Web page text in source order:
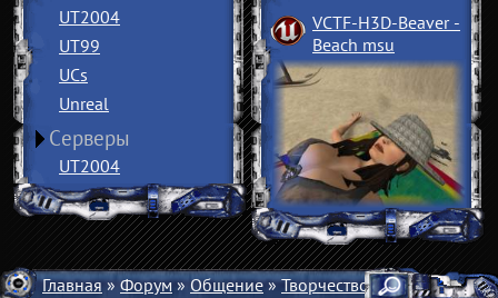
UT2004
UT99
UCs
Unreal
Серверы
UT2004
VCTF-H3D-Beaver ­
Beach msu
Главная»Форум»Общение»Творчество» Стишки нахуй